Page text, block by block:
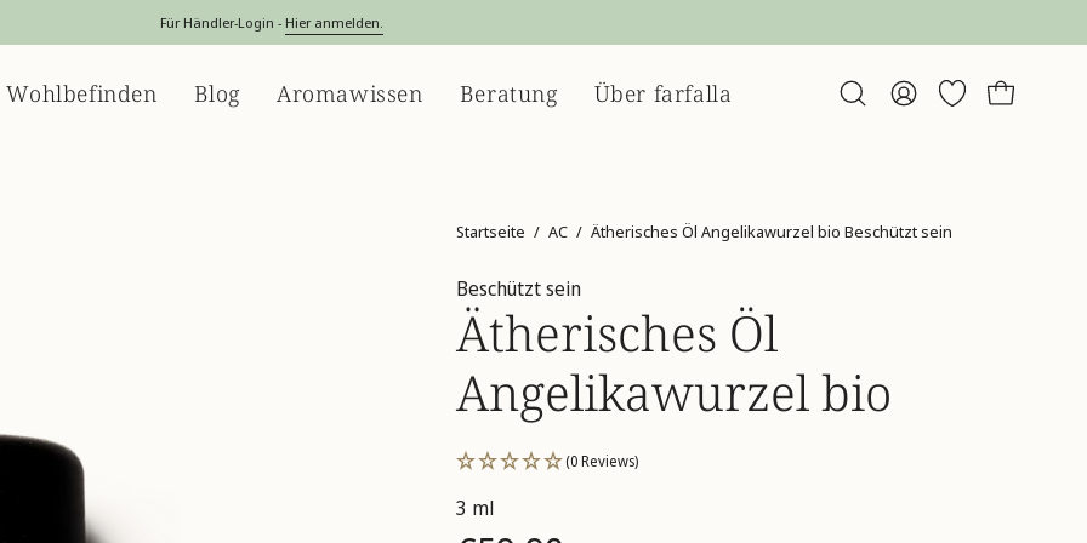
Für Händler-Login - Hier anmelden.
Wohlbefinden Blog Aromawissen Beratung Über farfalla
SuchleisteMeinWunschliste
Startseite / AC / Ätherisches Öl Angelikawurzel bio Beschützt sein
Beschützt sein
Ätherisches Öl
Angelikawurzel bio
(0 Reviews)
3 ml